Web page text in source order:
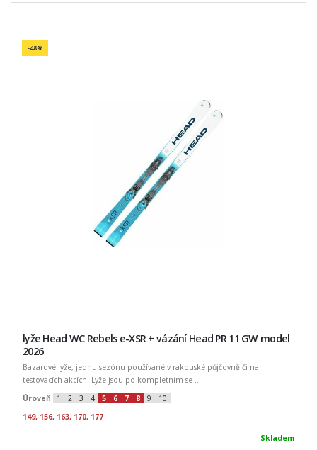
-48%
lyže Head WC Rebels e-XSR + vázání Head PR 11 GW model
2026
Bazarové lyže, jednu sezónu používané v rakouské půjčovně či na
testovacích akcích. Lyže jsou po kompletním se ...
Úroveň
1 2 3 4 5 6 7 8 9
10
149, 156, 163, 170, 177
Skladem